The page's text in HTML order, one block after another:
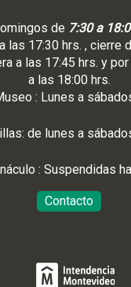
de 7:30 a
las 17:30 hrs. , cierre
a las 17:45 hrs. y
a las 18:00 hrs.
: Lunes a
de lunes a
: Suspendidas
Contacto